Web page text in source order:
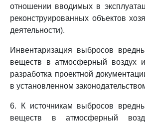
отношении вводимых в
реконструированных объектов
деятельности).
Инвентаризация выбросов
веществ в атмосферный воздух
разработка проектной
в установленном
6. К источникам выбросов
веществ в атмосферный